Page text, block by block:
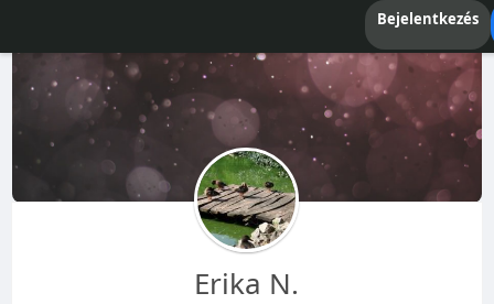
Bejelentkezés
Erika N.